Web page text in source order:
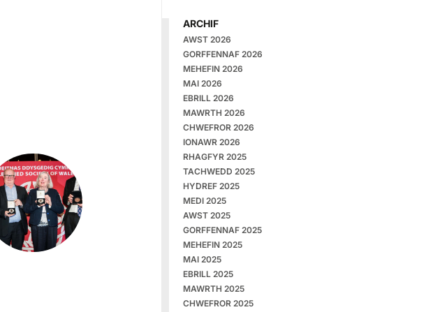
ARCHIF
AWST 2026
GORFFENNAF 2026
MEHEFIN 2026
MAI 2026
EBRILL 2026
MAWRTH 2026
CHWEFROR 2026
IONAWR 2026
RHAGFYR 2025
TACHWEDD 2025
HYDREF 2025
MEDI 2025
AWST 2025
GORFFENNAF 2025
MEHEFIN 2025
MAI 2025
EBRILL 2025
MAWRTH 2025
CHWEFROR 2025